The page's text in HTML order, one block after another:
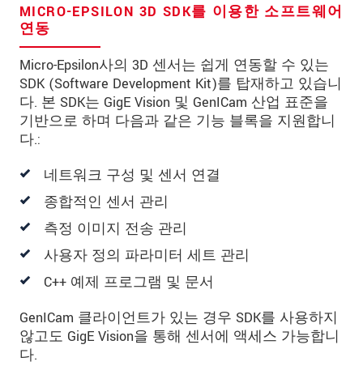
MICRO-EPSILON 3D SDK를 이용한 소프트웨어
연동
Micro-Epsilon사의 3D 센서는 쉽게 연동할 수 있는
SDK (Software Development Kit)를 탑재하고 있습니
다. 본 SDK는 GigE Vision 및 GenICam 산업 표준을
기반으로 하며 다음과 같은 기능 블록을 지원합니
다.:
네트워크 구성 및 센서 연결
종합적인 센서 관리
측정 이미지 전송 관리
사용자 정의 파라미터 세트 관리
C++ 예제 프로그램 및 문서
GenICam 클라이언트가 있는 경우 SDK를 사용하지
않고도 GigE Vision을 통해 센서에 액세스 가능합니
다.
E-Mail*
문의 내용
자세한 내용은개인정보처리방침
바랍니다.